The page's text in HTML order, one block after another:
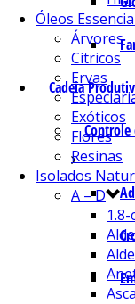
Cadeia
Controle
Óleos
Árvores
Cítricos
Ervas
Exóticos
Flores
Resinas
Isolados
A – D